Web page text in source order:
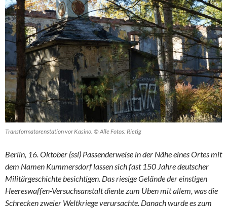
Transformatorenstation vor Kasino. © Alle Fotos: Rietig
Berlin, 16. Oktober (ssl) Passenderweise in der Nähe eines Ortes mit
dem Namen Kummersdorf lassen sich fast 150 Jahre deutscher
Militärgeschichte besichtigen. DasriesigeGelände der einstigen
Heereswaffen-Versuchsanstalt diente zum Üben mit allem, was die
Schrecken zweier Weltkriege verursachte. Danach wurde es zum